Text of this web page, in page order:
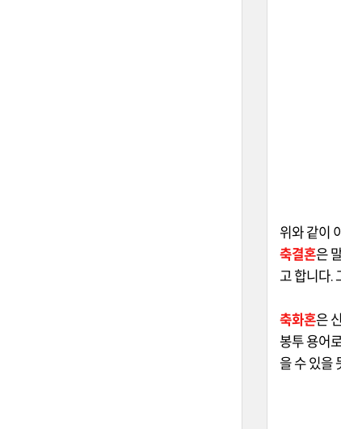
위와 같이
축결혼은
고 합니다.
축화혼은
봉투 용어
을 수 있을